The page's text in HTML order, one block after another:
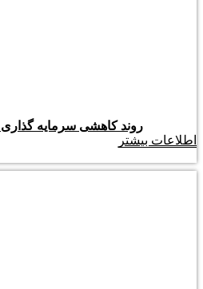
روند کاهشی سرمایه
اطلاعات بیشتر